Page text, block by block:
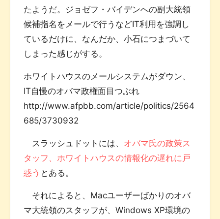
たようだ。ジョゼフ・バイデンへの副大統領
候補指名をメールで行うなどIT利用を強調し
ているだけに、なんだか、小石につまづいて
しまった感じがする。
ホワイトハウスのメールシステムがダウン、
IT自慢のオバマ政権面目つぶれ
http://www.afpbb.com/article/politics/2564
685/3730932
スラッシュドットには、 オバマ氏の政策ス
タッフ、ホワイトハウスの情報化の遅れに戸
惑う とある。
それによると、Macユーザーばかりのオバ
マ大統領のスタッフが、Windows XP環境の